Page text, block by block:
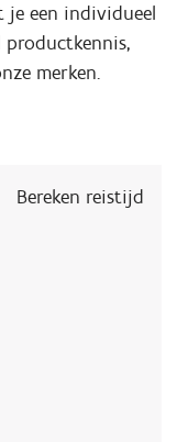
je een individueel
merken.
Bereken reistijd